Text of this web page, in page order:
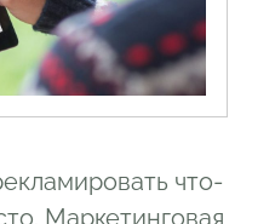
что-
Маркетинговая